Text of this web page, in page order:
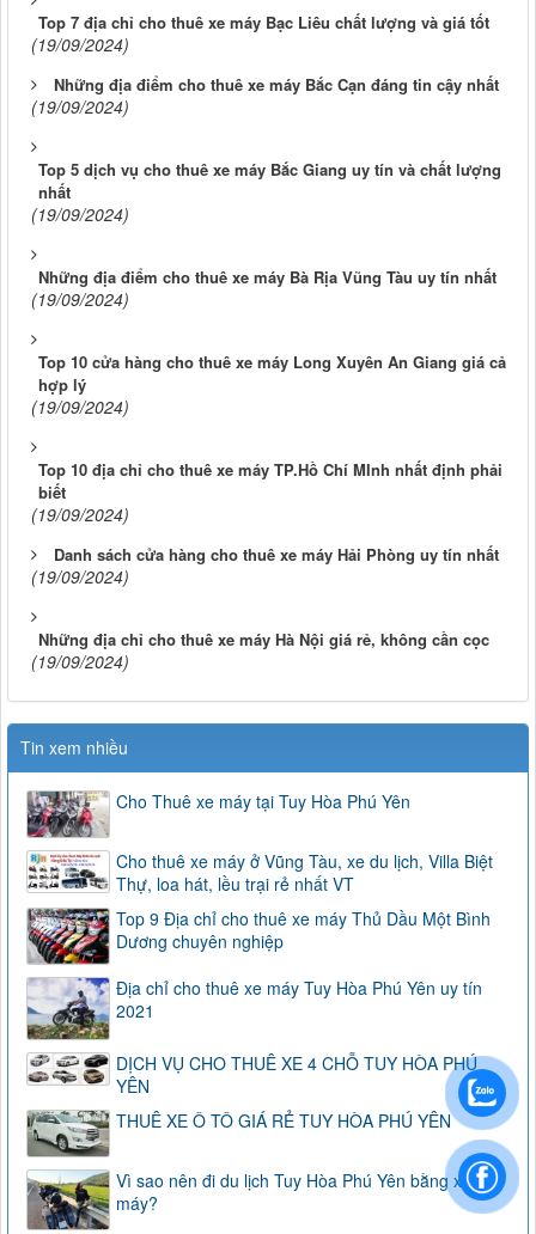
Top 7 địa chỉ cho thuê xe máy Bạc Liêu chất lượng và giá tốt
(19/09/2024)
Những địa điểm cho thuê xe máy Bắc Cạn đáng tin cậy nhất
(19/09/2024)
Top 5 dịch vụ cho thuê xe máy Bắc Giang uy tín và chất lượng
nhất
(19/09/2024)
Những địa điểm cho thuê xe máy Bà Rịa Vũng Tàu uy tín nhất
(19/09/2024)
Top 10 cửa hàng cho thuê xe máy Long Xuyên An Giang giá cả
hợp lý
(19/09/2024)
Top 10 địa chỉ cho thuê xe máy TP.Hồ Chí MInh nhất định phải
biết
(19/09/2024)
Danh sách cửa hàng cho thuê xe máy Hải Phòng uy tín nhất
(19/09/2024)
Những địa chỉ cho thuê xe máy Hà Nội giá rẻ, không cần cọc
(19/09/2024)
Tin xem nhiều
Cho Thuê xe máy tại Tuy Hòa Phú Yên
Cho thuê xe máy ở Vũng Tàu, xe du lịch, Villa Biệt
Thự, loa hát, lều trại rẻ nhất VT
Top 9 Địa chỉ cho thuê xe máy Thủ Dầu Một Bình
Dương chuyên nghiệp
Địa chỉ cho thuê xe máy Tuy Hòa Phú Yên uy tín
2021
DỊCH VỤ CHO THUÊ XE 4 CHỖ TUY HÒA PHÚ
YÊN
THUÊ XE Ô TÔ GIÁ RẺ TUY HÒA PHÚ YÊN
Vì sao nên đi du lịch Tuy Hòa Phú Yên bằng xe
máy?